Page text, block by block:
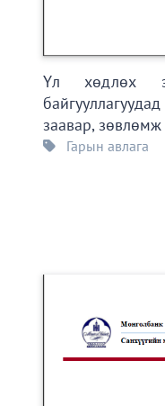
Үл хөдлөх
заавар, зөвлөмж
Гарын авлага